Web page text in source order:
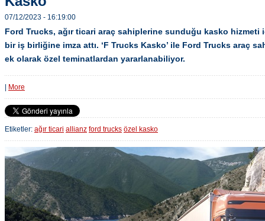
07/12/2023 - 16:19:00
Ford Trucks, ağır ticari araç sahiplerine sunduğu kasko hizmeti
bir iş birliğine imza attı. ‘F Trucks Kasko’ ile Ford Trucks araç
ek olarak özel teminatlardan yararlanabiliyor.
More
Etiketler: ağır ticari allianz ford trucks özel kasko